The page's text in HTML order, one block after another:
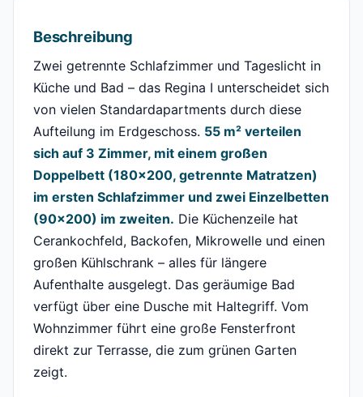
Beschreibung
Zwei getrennte Schlafzimmer und Tageslicht in
Küche und Bad – das Regina I unterscheidet sich
von vielen Standardapartments durch diese
Aufteilung im Erdgeschoss. 55 m² verteilen
sich auf 3 Zimmer, mit einem großen
Doppelbett (180×200, getrennte Matratzen)
im ersten Schlafzimmer und zwei Einzelbetten
(90×200) im zweiten. Die Küchenzeile hat
Cerankochfeld, Backofen, Mikrowelle und einen
großen Kühlschrank – alles für längere
Aufenthalte ausgelegt. Das geräumige Bad
verfügt über eine Dusche mit Haltegriff. Vom
Wohnzimmer führt eine große Fensterfront
direkt zur Terrasse, die zum grünen Garten
zeigt.